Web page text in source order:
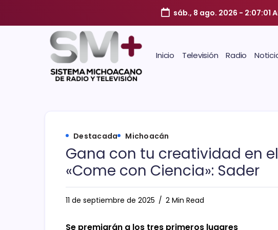
sáb., 8 ago. 2026 - 2:07:01
Inicio Televisión Radio
Destacada Michoacán
Gana con tu creatividad en
«Come con Ciencia»: Sader
11 de septiembre de 2025 2 Min Read
Se premiarán a los tres primeros lugares